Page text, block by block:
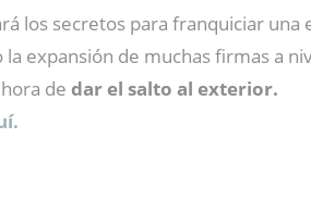
los secretos para franquiciar una
expansión de muchas firmas a
de dar el salto al exterior.